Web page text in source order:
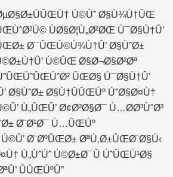
Ú©Ùˆ Ø§Ù¾Ù†ÛŒ
ÙØ§Ø¦Ù„Ø²ØŒ Ú¯Ø§Ù†Û’
Ø¯ÛŒÚ©Ú¾Ù†Û’ Ø§ÙˆØ±
Ú©ÛŒ Ø§Ø¬Ø§Ø²Øª
ÛŒØ§ Ú¯Ø§Ù†Û’
Ø§ÙˆØ± Ø§Ù†ÛÛŒÚº ÚˆØ§Ø¤Ù†
Ù„ÛŒÛ’ Ø¢Ø²Ø§Ø¯ Ù…Ø­Ø³ÙˆØ³
Ø¨Ø¹Ø¯ Ù…ÛŒÚº
Ø¨ØºÛŒØ± ØªÙ‚Ø±ÛŒØ¨Ø§Ù‹
Ù„ÙˆÚˆ Ú©Ø±Ø¯Û ÚˆÛŒÙ¹Ø§
ÛÛŒÚºÛ”